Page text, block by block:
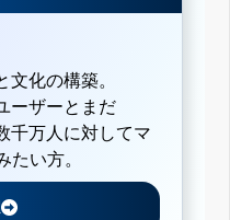
化の構築。
ーザーとまだ
千万人に対してマ
たい方。